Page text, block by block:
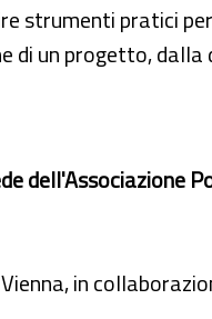
strumenti pratici
un progetto,
dell'Associazione
in